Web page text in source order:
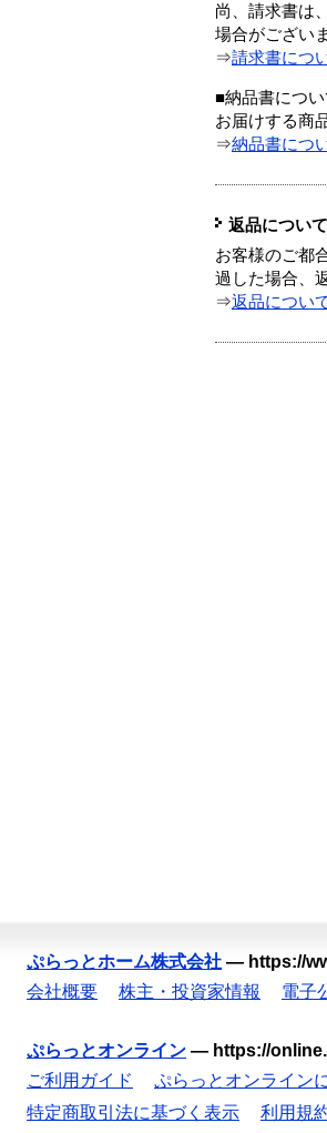
尚、請求書は
場合がござい
⇒請求書につ
■納品書につい
お届けする商
⇒納品書につ
返品について
お客様のご都
過した場合、
⇒返品につい
ぷらっとホーム株式会社 — https://
会社概要
株主・投資家情報 電子
ぷらっとオンライン — https://
ご利用ガイド
ぷらっとオンライン
特定商取引法に基づく表示
利用規